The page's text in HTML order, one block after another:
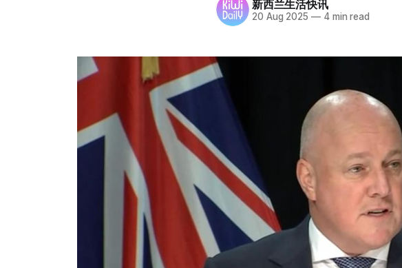
新西兰生活快讯
20 Aug 2025 —4 min read